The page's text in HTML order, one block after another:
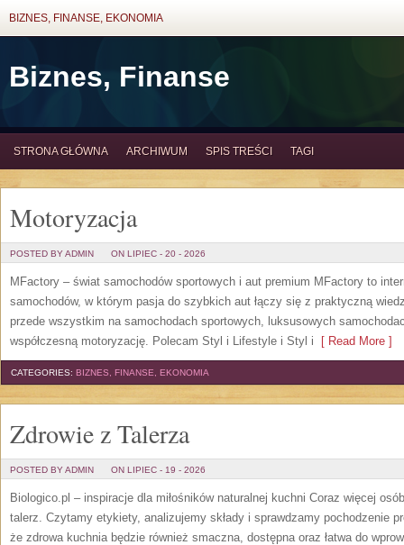
BIZNES, FINANSE, EKONOMIA
Biznes, Finanse
STRONA GŁÓWNA ARCHIWUM SPIS TREŚCI TAGI
Motoryzacja
POSTED BY ADMIN ON LIPIEC - 20 - 2026
MFactory – świat samochodów sportowych i aut premium MFactory to
samochodów, w którym pasja do szybkich aut łączy się z praktyczną
przede wszystkim na samochodach sportowych, luksusowych
współczesną motoryzację. Polecam Styl i Lifestyle i Styl i [ Read More ]
CATEGORIES: BIZNES, FINANSE, EKONOMIA
Zdrowie z Talerza
POSTED BY ADMIN ON LIPIEC - 19 - 2026
Biologico.pl – inspiracje dla miłośników naturalnej kuchni Coraz więcej
talerz. Czytamy etykiety, analizujemy składy i sprawdzamy pochodzenie
że zdrowa kuchnia będzie również smaczna, dostępna oraz łatwa do